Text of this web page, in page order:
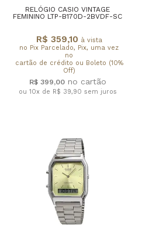
RELÓGIO CASIO VINTAGE
FEMININO LTP-B170D-2BVDF-SC
R$ 359,10 à vista
no Pix Parcelado, Pix, uma vez
no
cartão de crédito ou Boleto (10%
Off)
R$ 399,00
ou 10x de R$ 39,90 sem juros